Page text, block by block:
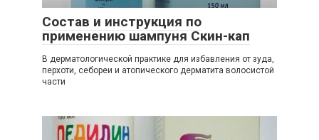
Состав и инструкция по
применению шампуня Скин-кап
В дерматологической практике для избавления от зуда,
перхоти, себореи и атопического дерматита волосистой
части